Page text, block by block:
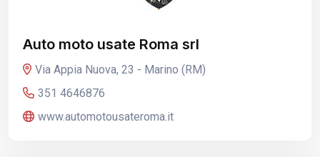
Auto moto usate Roma srl
Via Appia Nuova, 23 - Marino (RM)
351 4646876
www.automotousateroma.it